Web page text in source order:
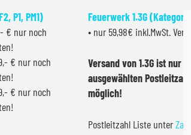
P1, PM1)
€ nur noch
€ nur noch
€ nur noch
Feuerwerk 1.3G (Kategorie
• nur 59,98€ inkl.MwSt.
Versand von 1.3G ist nur
ausgewählten
möglich!
Postleitzahl Liste unter